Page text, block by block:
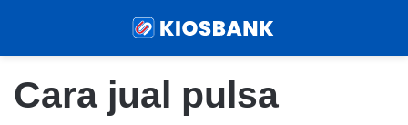
Cara jual pulsa